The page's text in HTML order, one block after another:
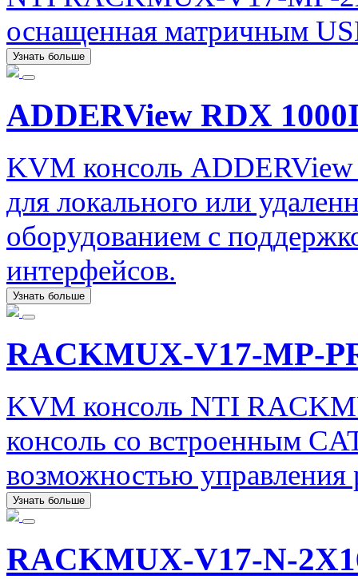
оснащенная матричным
Узнать больше
ADDERView RDX
KVM консоль
для локального или
оборудованием с
интерфейсов.
Узнать больше
RACKMUX-V17-MP-
KVM консоль NTI
консоль со встроенным
возможностью управления
Узнать больше
RACKMUX-V17-N-